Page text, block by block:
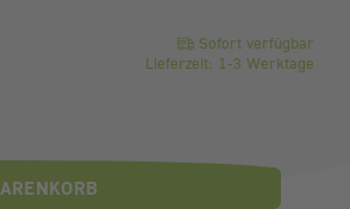
Sofort verfügbar
Lieferzeit: 1-3 Werktage